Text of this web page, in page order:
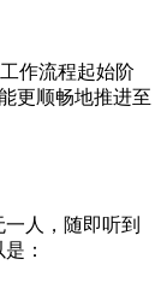
作流程起始阶
更顺畅地推进至
人，随即听到
：